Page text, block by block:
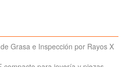
Grasa e Inspección por Rayos X